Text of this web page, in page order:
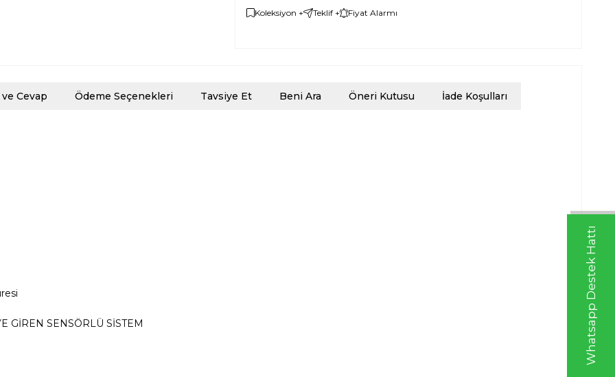
Whatsapp Destek Hattı
Koleksiyon + Teklif + Fiyat Alarmı
Cevap Ödeme Seçenekleri Tavsiye Et Beni Ara Öneri Kutusu İade Koşulları
GİREN SENSÖRLÜ SİSTEM